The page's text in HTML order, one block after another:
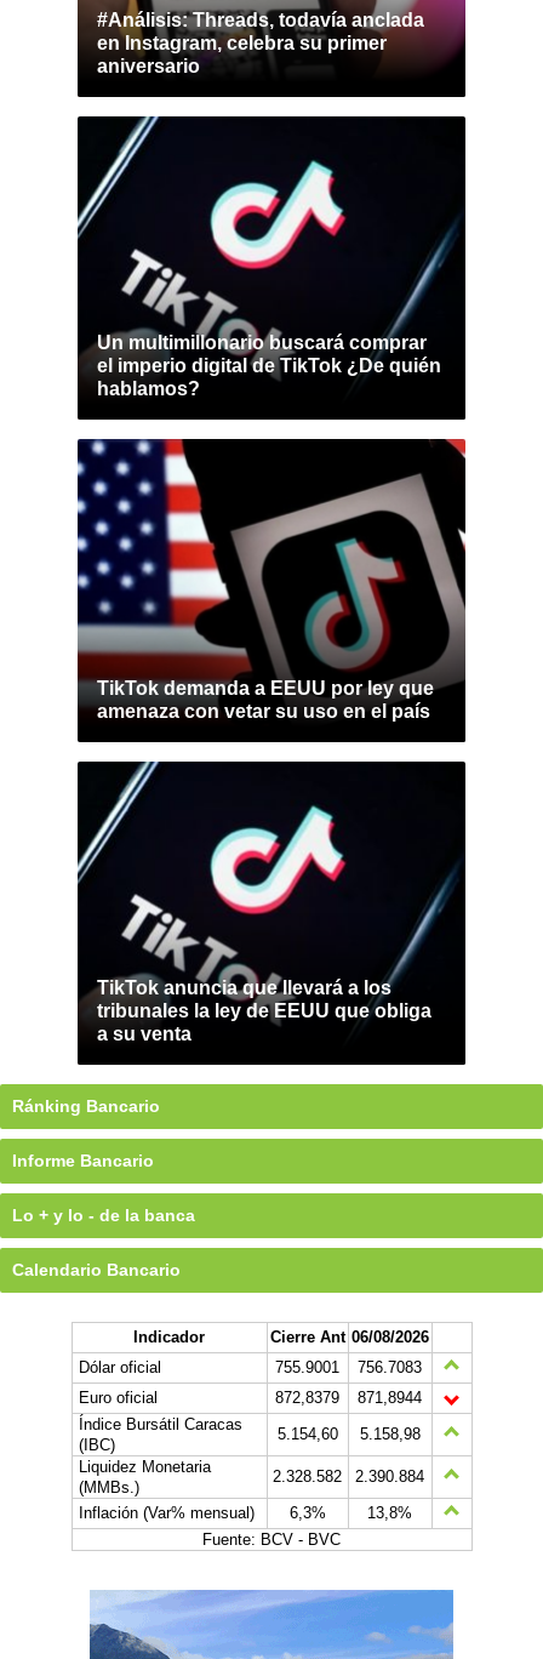
#Análisis: Threads, todavía anclada
en Instagram, celebra su primer
aniversario
Un multimillonario buscará comprar
el imperio digital de TikTok ¿De quién
hablamos?
TikTok demanda a EEUU por ley que
amenaza con vetar su uso en el país
TikTok anuncia que llevará a los
tribunales la ley de EEUU que obliga
a su venta
Ránking Bancario
Informe Bancario
Lo + y lo - de la banca
Calendario Bancario
Indicador Cierre Ant 06/08/2026
Dólar oficial
755.9001
756.7083
Euro oficial
872,8379
871,8944
Índice Bursátil Caracas
(IBC)
5.154,60
5.158,98
Liquidez Monetaria
(MMBs.)
2.328.582
2.390.884
Inflación (Var% mensual)
6,3%
13,8%
Fuente: BCV - BVC